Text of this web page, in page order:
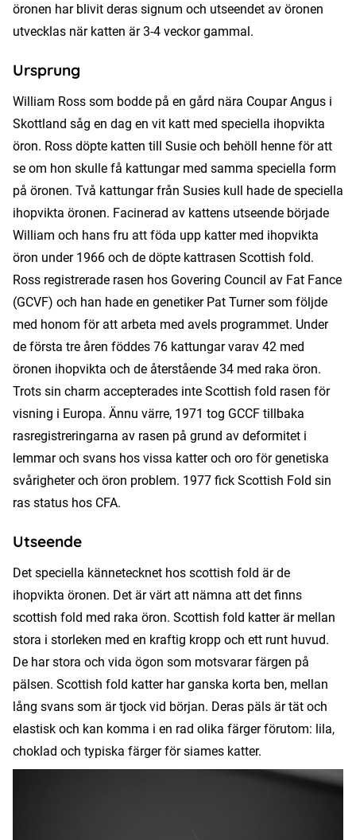
öronen har blivit deras signum och utseendet av öronen
utvecklas när katten är 3-4 veckor gammal.
Ursprung
William Ross som bodde på en gård nära Coupar Angus i
Skottland såg en dag en vit katt med speciella ihopvikta
öron. Ross döpte katten till Susie och behöll henne för att
se om hon skulle få kattungar med samma speciella form
på öronen. Två kattungar från Susies kull hade de speciella
ihopvikta öronen. Facinerad av kattens utseende började
William och hans fru att föda upp katter med ihopvikta
öron under 1966 och de döpte kattrasen Scottish fold.
Ross registrerade rasen hos Govering Council av Fat Fance
(GCVF) och han hade en genetiker Pat Turner som följde
med honom för att arbeta med avels programmet. Under
de första tre åren föddes 76 kattungar varav 42 med
öronen ihopvikta och de återstående 34 med raka öron.
Trots sin charm accepterades inte Scottish fold rasen för
visning i Europa. Ännu värre, 1971 tog GCCF tillbaka
rasregistreringarna av rasen på grund av deformitet i
lemmar och svans hos vissa katter och oro för genetiska
svårigheter och öron problem. 1977 fick Scottish Fold sin
ras status hos CFA.
Utseende
Det speciella kännetecknet hos scottish fold är de
ihopvikta öronen. Det är värt att nämna att det finns
scottish fold med raka öron. Scottish fold katter är mellan
stora i storleken med en kraftig kropp och ett runt huvud.
De har stora och vida ögon som motsvarar färgen på
pälsen. Scottish fold katter har ganska korta ben, mellan
lång svans som är tjock vid början. Deras päls är tät och
elastisk och kan komma i en rad olika färger förutom: lila,
choklad och typiska färger för siames katter.